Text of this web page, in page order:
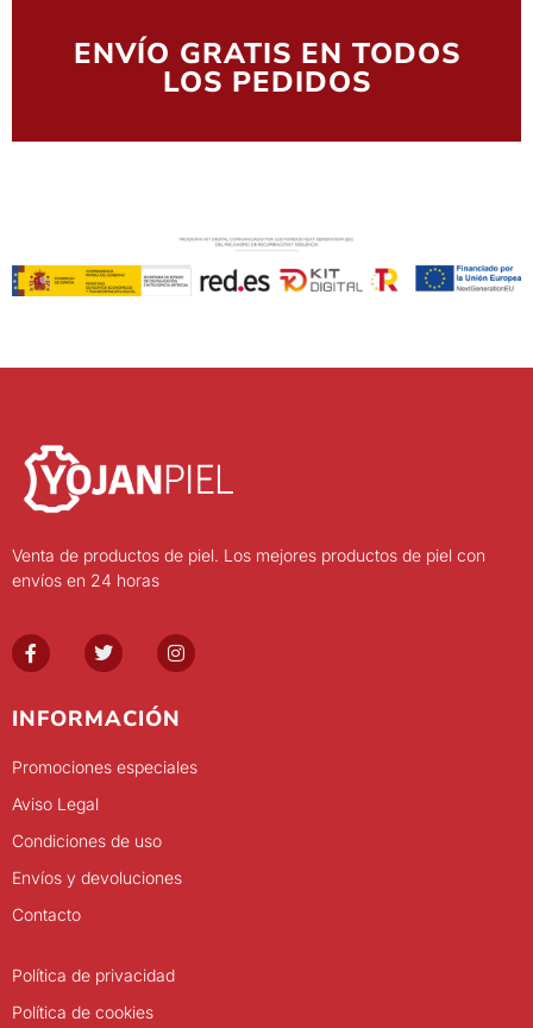
ENVÍO GRATIS EN TODOS
LOS PEDIDOS
Venta de productos de piel. Los mejores productos de piel con
envíos en 24 horas
INFORMACIÓN
Promociones especiales
Aviso Legal
Condiciones de uso
Envíos y devoluciones
Contacto
Política de privacidad
Política de cookies